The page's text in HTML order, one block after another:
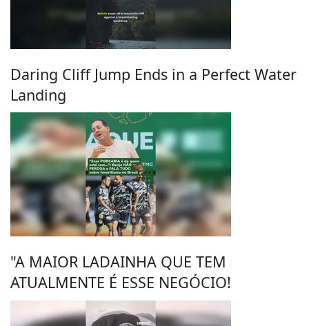
Daring Cliff Jump Ends in a Perfect Water
Landing
"A MAIOR LADAINHA QUE TEM
ATUALMENTE É ESSE NEGÓCIO!